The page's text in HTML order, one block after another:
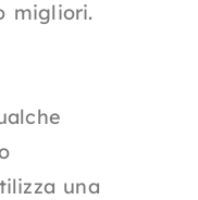
migliori.
una